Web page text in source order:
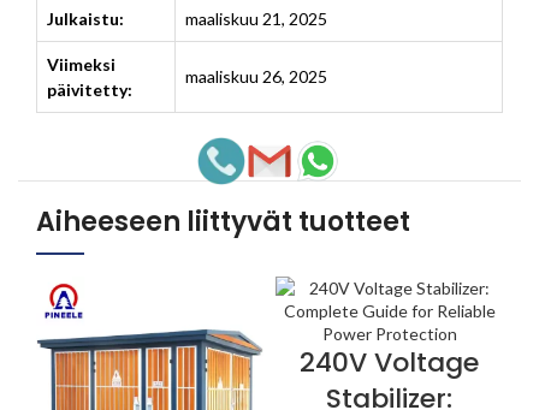
Julkaistu: maaliskuu 21, 2025
Viimeksi
päivitetty:
maaliskuu 26, 2025
Aiheeseen liittyvät tuotteet
NÄYTÄ NYT
240V Voltage
Stabilizer: